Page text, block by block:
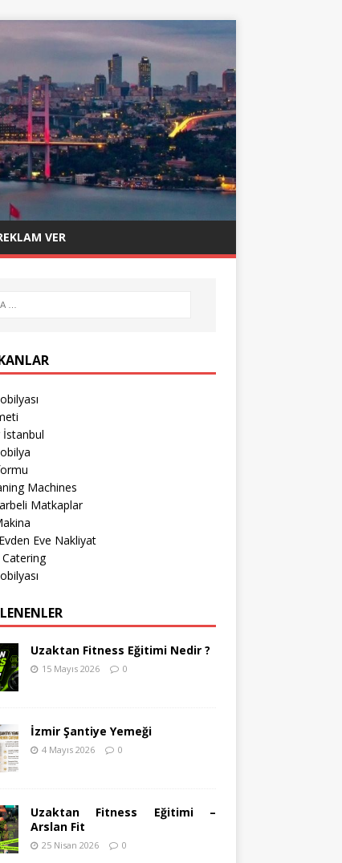
VER
Machines
Matkaplar
Eve Nakliyat
Uzaktan Fitness Eğitimi Nedir ?
15 Mayıs 2026 0
İzmir Şantiye Yemeği
4 Mayıs 2026 0
Uzaktan Fitness Eğitimi –
Arslan Fit
25 Nisan 2026 0